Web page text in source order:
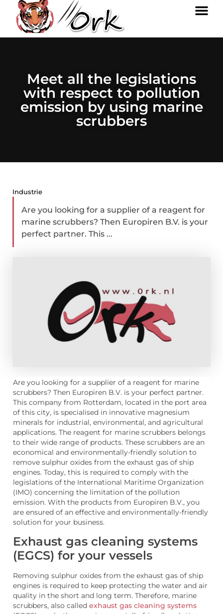
Meet all the legislations
with respect to pollution
emission by using marine
scrubbers
Industrie
Are you looking for a supplier of a reagent for
marine scrubbers? Then Europiren B.V. is your
perfect partner. This ...
Are you looking for a supplier of a reagent for marine
scrubbers? Then Europiren B.V. is your perfect partner.
This company from Rotterdam, located in the port area
of this city, is specialised in innovative magnesium
minerals for industrial, environmental, and agricultural
applications. The reagent for marine scrubbers belongs
to their wide range of products. These scrubbers are an
economical and environmentally-friendly solution to
remove sulphur oxides from the exhaust gas of ship
engines. Today, this is required to comply with the
legislations of the International Maritime Organization
(IMO) concerning the limitation of the pollution
emission. With the products from Europiren B.V., you
are ensured of an effective and environmentally-friendly
solution for your business.
Exhaust gas cleaning systems
(EGCS) for your vessels
Removing sulphur oxides from the exhaust gas of ship
engines is required to keep protecting the water and air
quality in the short and long term. Therefore, marine
scrubbers, also called exhaust gas cleaning systems